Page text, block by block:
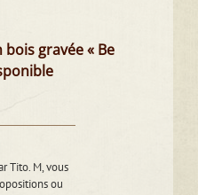
bois gravée « Be
Tito. M, vous
ou